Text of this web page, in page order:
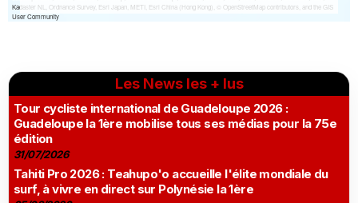
Les News les + lus
Tour cycliste international de Guadeloupe 2026 :
Guadeloupe la 1ère mobilise tous ses médias pour la 75e
édition
31/07/2026
Tahiti Pro 2026 : Teahupo'o accueille l'élite mondiale du
surf, à vivre en direct sur Polynésie la 1ère